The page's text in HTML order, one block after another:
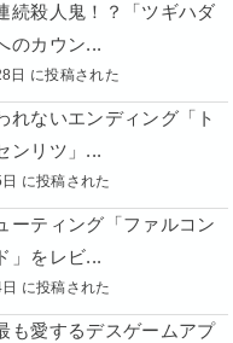
続殺人鬼！？「ツギハダ
のカウン...
日 に投稿された
れないエンディング「ト
ンリツ」...
に投稿された
ーティング「ファルコン
」をレビ...
に投稿された
も愛するデスゲームアプ